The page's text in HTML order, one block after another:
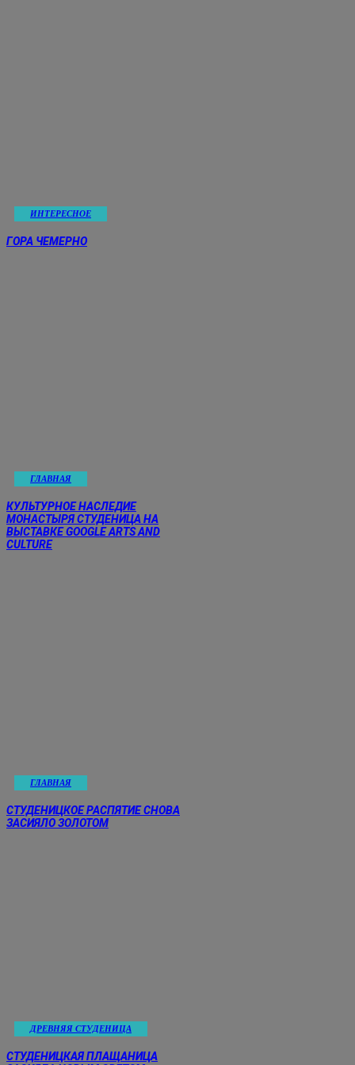
ИНТЕРЕСНОЕ
ГОРА ЧЕМЕРНО
ГЛАВНАЯ
КУЛЬТУРНОЕ НАСЛЕДИЕ
МОНАСТЫРЯ СТУДЕНИЦА НА
ВЫСТАВКЕ GOOGLE ARTS AND
CULTURE
ГЛАВНАЯ
СТУДЕНИЦКОЕ РАСПЯТИЕ СНОВА
ЗАСИЯЛО ЗОЛОТОМ
ДРЕВНЯЯ СТУДЕНИЦА
СТУДЕНИЦКАЯ ПЛАЩАНИЦА